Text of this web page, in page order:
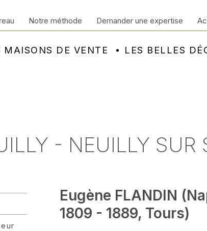
MAISONS DE VENTE LES BELLES
Notre méthode Demander une expertise
- NEUILLY SUR
Eugène FLANDIN
1809 - 1889, Tours)